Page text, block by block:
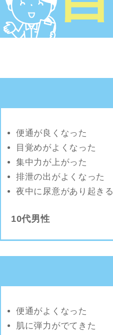
便通が良くなった
目覚めがよくなった
集中力が上がった
排泄の出がよくなった
夜中に尿意があり起きる
10代男性
便通がよくなった
肌に弾力がでてきた